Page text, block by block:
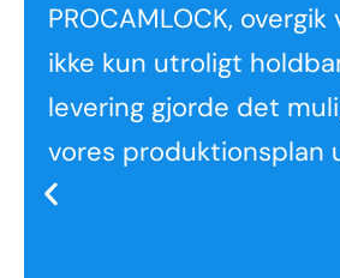
PROCAMLOCK,
ikke kun utroligt
levering gjorde det
vores produktionsplan